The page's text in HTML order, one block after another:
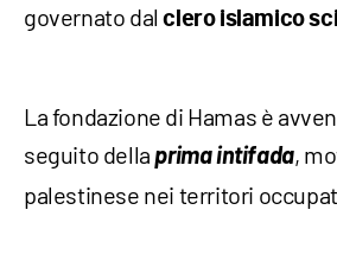
governato dalclero islamico
La fondazione di Hamas è
seguito della prima intifada,
palestinese nei territori